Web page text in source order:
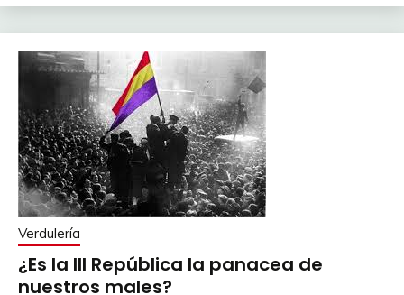
Verdulería
¿Es la III República la panacea de
nuestros males?